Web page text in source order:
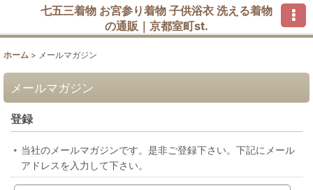
七五三着物 お宮参り着物 子供浴衣 洗える着物
の通販｜京都室町st.
ホーム > メールマガジン
メールマガジン
登録
当社のメールマガジンです。是非ご登録下さい。下記にメール
アドレスを入力して下さい。